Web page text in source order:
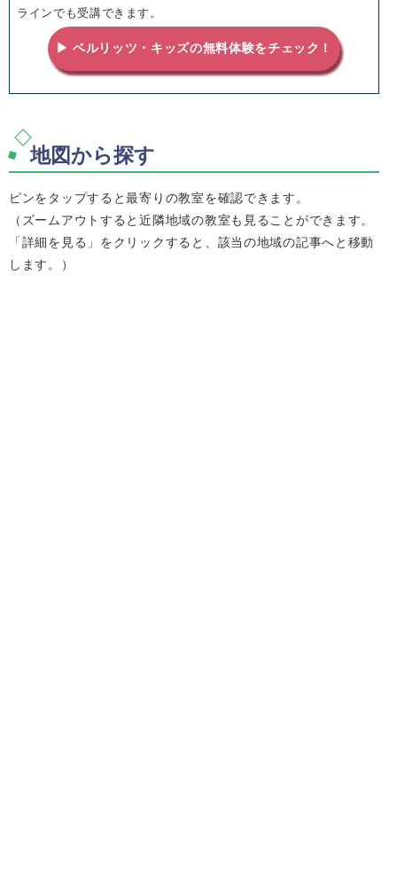
ラインでも受講できます。
▶ ベルリッツ・キッズの無料体験をチェック！
地図から探す
ピンをタップすると最寄りの教室を確認できます。
（ズームアウトすると近隣地域の教室も見ることができます。
「詳細を見る」をクリックすると、該当の地域の記事へと移動
します。）